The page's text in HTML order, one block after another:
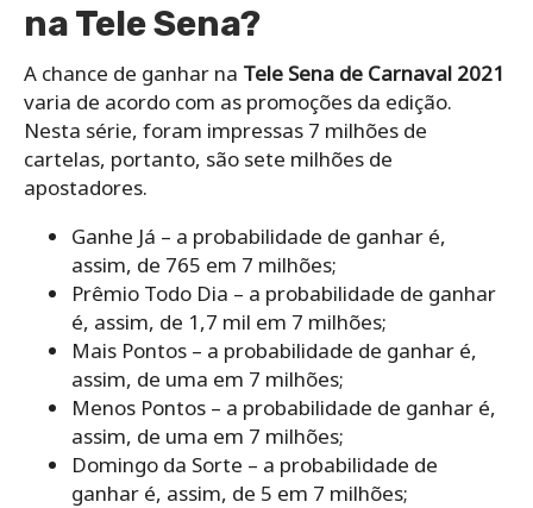
na Tele Sena?
A chance de ganhar na Tele Sena de Carnaval 2021
varia de acordo com as promoções da edição.
Nesta série, foram impressas 7 milhões de
cartelas, portanto, são sete milhões de
apostadores.
Ganhe Já – a probabilidade de ganhar é,
assim, de 765 em 7 milhões;
Prêmio Todo Dia – a probabilidade de ganhar
é, assim, de 1,7 mil em 7 milhões;
Mais Pontos – a probabilidade de ganhar é,
assim, de uma em 7 milhões;
Menos Pontos – a probabilidade de ganhar é,
assim, de uma em 7 milhões;
Domingo da Sorte – a probabilidade de
ganhar é, assim, de 5 em 7 milhões;